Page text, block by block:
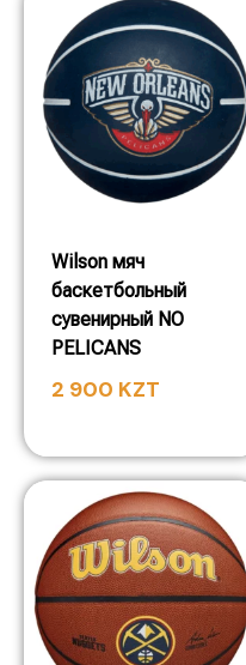
Wilson мяч
баскетбольный
сувенирный NO
PELICANS
2 900 KZT